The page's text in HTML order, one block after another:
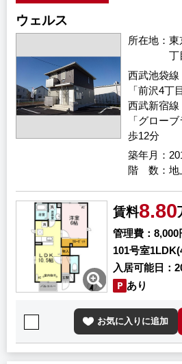
ウェルス
所在地
東
丁
築年月
西武池袋線
「前沢4丁
西武新宿線
「グロー
歩12分
階 数 地
賃料8.80
管理費
8,000
101号室
入居可能日
あり
お気に入りに追加